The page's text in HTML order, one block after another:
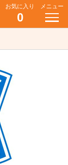
お気に入り
0
メニュー